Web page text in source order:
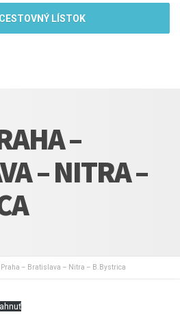
LÍSTOK
–
– NITRA –
Praha – Bratislava – Nitra – B.Bystrica